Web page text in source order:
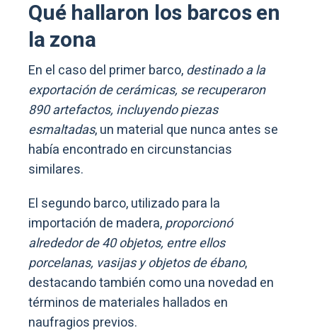
Qué hallaron los barcos en
la zona
En el caso del primer barco,destinado a la
exportación de cerámicas, se recuperaron
890 artefactos, incluyendo piezas
esmaltadas, un material que nunca antes se
había encontrado en circunstancias
similares.
El segundo barco, utilizado para la
importación de madera,proporcionó
alrededor de 40 objetos, entre ellos
porcelanas, vasijas y objetos de ébano,
destacando también como una novedad en
términos de materiales hallados en
naufragios previos.